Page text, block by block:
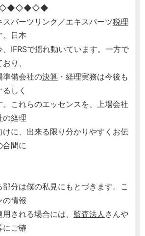
スパーツリンク／エキスパーツ税理
。日本
、IFRSで揺れ動いています。一方で
り、
準備会社の決算 ・経理実務は今後も
しく
これらのエッセンスを、上場会社
の経理
に、出来る限り分かりやすくお伝
合間に
分は僕の私見にもとづきます。こ
の情報
される場合には、 監査法人 さんや
にご確